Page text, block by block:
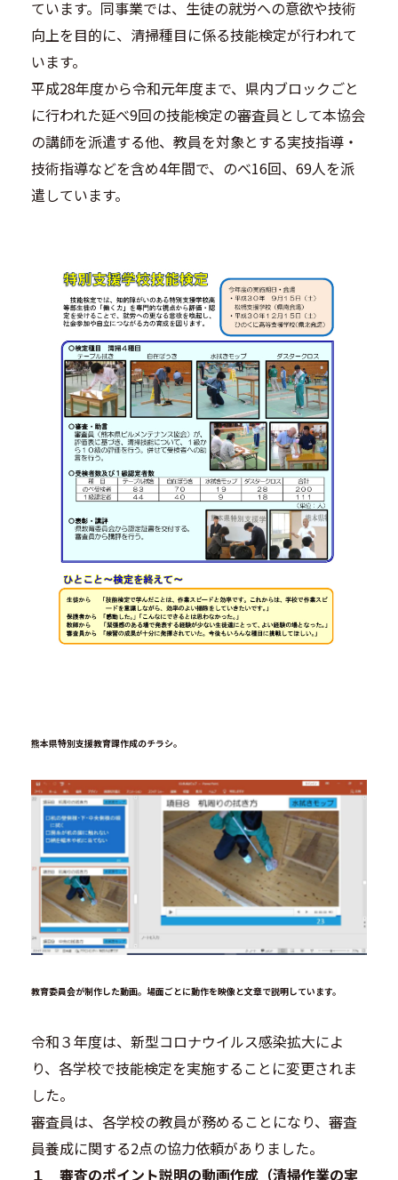
ています。同事業では、生徒の就労への意欲や技術
向上を目的に、清掃種目に係る技能検定が行われて
います。
平成28年度から令和元年度まで、県内ブロックごと
に行われた延べ9回の技能検定の審査員として本協会
の講師を派遣する他、教員を対象とする実技指導・
技術指導などを含め4年間で、のべ16回、69人を派
遣しています。
熊本県特別支援教育課作成のチラシ。
教育委員会が制作した動画。場面ごとに動作を映像と文章で説明しています。
令和３年度は、新型コロナウイルス感染拡大によ
り、各学校で技能検定を実施することに変更されま
した。
審査員は、各学校の教員が務めることになり、審査
員養成に関する2点の協力依頼がありました。
１ 審査のポイント説明の動画作成（清掃作業の実